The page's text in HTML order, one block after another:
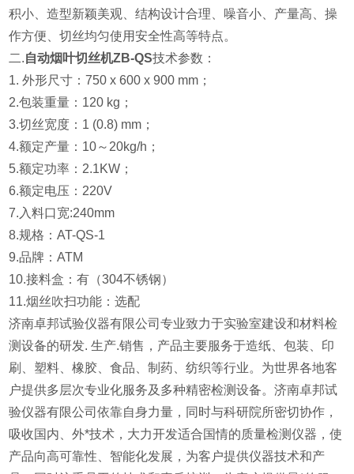
积小、造型新颖美观、结构设计合理、噪音小、产量高、操
作方便、切丝均匀使用安全性高等特点。
二.自动烟叶切丝机ZB-QS技术参数：
1. 外形尺寸：750 x 600 x 900 mm；
2.包装重量：120 kg；
3.切丝宽度：1 (0.8) mm；
4.额定产量：10～20kg/h；
5.额定功率：2.1KW；
6.额定电压：220V
7.入料口宽:240mm
8.规格：AT-QS-1
9.品牌：ATM
10.接料盒：有（304不锈钢）
11.烟丝吹扫功能：选配
济南卓邦试验仪器有限公司专业致力于实验室建设和材料检
测设备的研发. 生产.销售，产品主要服务于造纸、包装、印
刷、塑料、橡胶、食品、制药、纺织等行业。为世界各地客
户提供多层次专业化服务及多种精密检测设备。济南卓邦试
验仪器有限公司依靠自身力量，同时与科研院所密切协作，
吸收国内、外*技术，大力开发适合国情的质量检测仪器，使
产品向高可靠性、智能化发展，为客户提供仪器技术和产